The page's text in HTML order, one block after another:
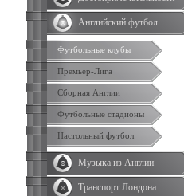
Английский футбол
Футбольные клубы
Премьер-Лига
Сборная Англии
Футбольные стадионы
Настольный футбол
Музыка из Англии
Транспорт Лондона